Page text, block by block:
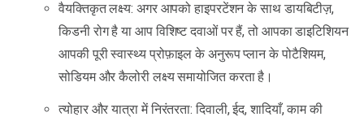
वैयक्तिकृत लक्ष्य: अगर आपको हाइपरटेंशन के साथ डायबिटीज़,
किडनी रोग है या आप विशिष्ट दवाओं पर हैं, तो आपका डाइटिशियन
आपकी पूरी स्वास्थ्य प्रोफ़ाइल के अनुरूप प्लान के पोटैशियम,
सोडियम और कैलोरी लक्ष्य समायोजित करता है।
त्योहार और यात्रा में निरंतरता: दिवाली, ईद, शादियाँ, काम की